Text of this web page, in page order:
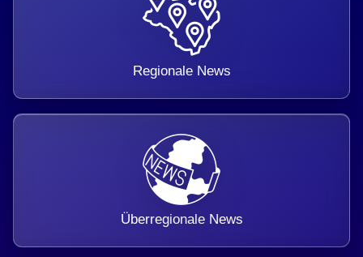
Regionale News
Überregionale News